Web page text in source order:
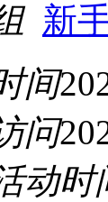
新
间
问
动时